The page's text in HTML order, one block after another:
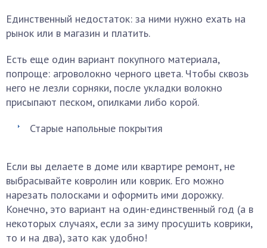
Единственный недостаток: за ними нужно ехать на
рынок или в магазин и платить.
Есть еще один вариант покупного материала,
попроще: агроволокно черного цвета. Чтобы сквозь
него не лезли сорняки, после укладки волокно
присыпают песком, опилками либо корой.
Старые напольные покрытия
Если вы делаете в доме или квартире ремонт, не
выбрасывайте ковролин или коврик. Его можно
нарезать полосками и оформить ими дорожку.
Конечно, это вариант на один-единственный год (а в
некоторых случаях, если за зиму просушить коврики,
то и на два), зато как удобно!